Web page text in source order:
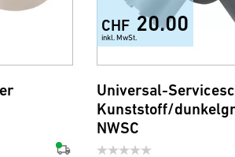
CHF 20.00
inkl. MwSt.
Universal-
Kunststoff/
NWSC